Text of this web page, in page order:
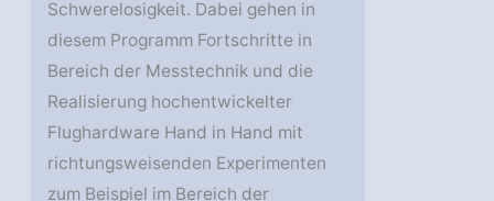
Schwerelosigkeit. Dabei gehen in
diesem Programm Fortschritte in
Bereich der Messtechnik und die
Realisierung hochentwickelter
Flughardware Hand in Hand mit
richtungsweisenden Experimenten
zum Beispiel im Bereich der